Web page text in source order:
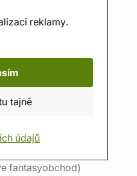
reklamy.
tajně
údajů
fantasyobchod)